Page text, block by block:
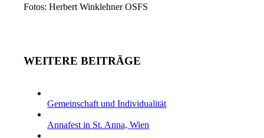
Fotos: Herbert Winklehner OSFS
WEITERE BEITRÄGE
Gemeinschaft und Individualität
Annafest in St. Anna, Wien